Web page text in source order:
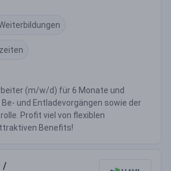
(m/w/d) für 6 Monate und
und Entladevorgängen sowie der
Profit viel von flexiblen
Benefits!
/